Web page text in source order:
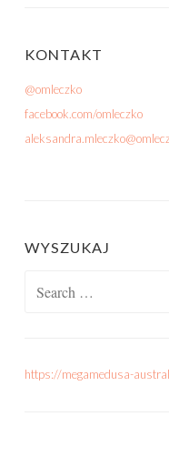
KONTAKT
@omleczko
facebook.com/omleczko
WYSZUKAJ
https://megamedusa-